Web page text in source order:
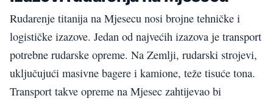
Rudarenje titanija na Mjesecu nosi brojne tehničke i
logističke izazove. Jedan od najvećih izazova je transport
potrebne rudarske opreme. Na Zemlji, rudarski strojevi,
uključujući masivne bagere i kamione, teže tisuće tona.
Transport takve opreme na Mjesec zahtijevao bi